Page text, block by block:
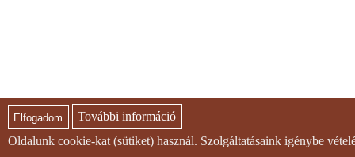
Elfogadom
További információ
Oldalunk cookie-kat (sütiket) használ. Szolgáltatásaink igénybe